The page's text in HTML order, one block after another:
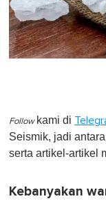
Follow kami di
Seismik, jadi
serta artikel-artikel
Kebanyakan